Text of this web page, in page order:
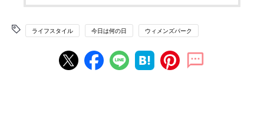
ライフスタイル 今日は何の日 ウィメンズパーク